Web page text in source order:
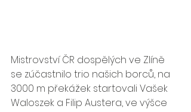
Mistrovství ČR dospělých ve Zlíně
se zúčastnilo trio našich borců, na
3000 m překážek startovali Vašek
Waloszek a Filip Austera, ve výšce